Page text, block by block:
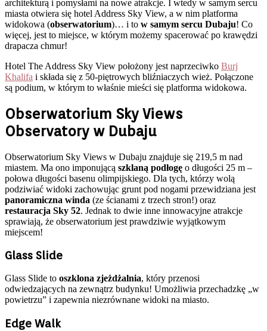
architekturą i pomysłami na nowe atrakcje. I wtedy w samym sercu
miasta otwiera się hotel Address Sky View, a w nim platforma
widokowa (obserwatorium)… i to w samym sercu Dubaju! Co
więcej, jest to miejsce, w którym możemy spacerować po krawędzi
drapacza chmur!
Hotel The Address Sky View położony jest naprzeciwko Burj
Khalifa i składa się z 50-piętrowych bliźniaczych wież. Połączone
są podium, w którym to właśnie mieści się platforma widokowa.
Obserwatorium Sky Views
Observatory w Dubaju
Obserwatorium Sky Views w Dubaju znajduje się 219,5 m nad
miastem. Ma ono imponującą szklaną podłogę o długości 25 m –
połowa długości basenu olimpijskiego. Dla tych, którzy wolą
podziwiać widoki zachowując grunt pod nogami przewidziana jest
panoramiczna winda (ze ścianami z trzech stron!) oraz
restauracja Sky 52. Jednak to dwie inne innowacyjne atrakcje
sprawiają, że obserwatorium jest prawdziwie wyjątkowym
miejscem!
Glass Slide
Glass Slide to oszklona zjeżdżalnia, który przenosi
odwiedzających na zewnątrz budynku! Umożliwia przechadzkę „w
powietrzu” i zapewnia niezrównane widoki na miasto.
Edge Walk